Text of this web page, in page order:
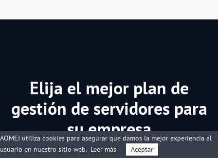
Elija el mejor plan de
gestión de servidores para
su empresa
AOMEI utiliza cookies para asegurar que damos la mejor experiencia al
usuario en nuestro sitio web. Leer más Aceptar